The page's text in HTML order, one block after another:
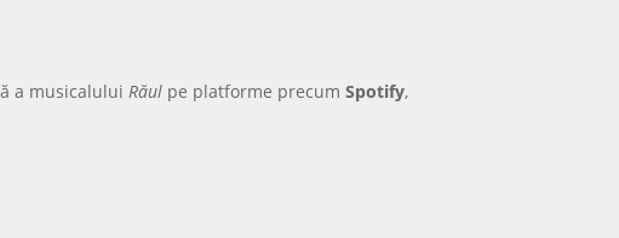
a musicaluluiRăul pe platforme precumSpotify,